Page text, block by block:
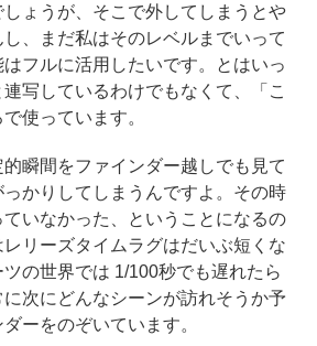
ょうが、そこで外してしまうとや
、まだ私はそのレベルまでいって
フルに活用したいです。とはいっ
写しているわけでもなくて、「こ
使っています。
瞬間をファインダー越しでも見て
かりしてしまうんですよ。その時
いなかった、ということになるの
リーズタイムラグはだいぶ短くな
の世界では 1/100秒でも遅れたら
次にどんなシーンが訪れそうか予
ーをのぞいています。